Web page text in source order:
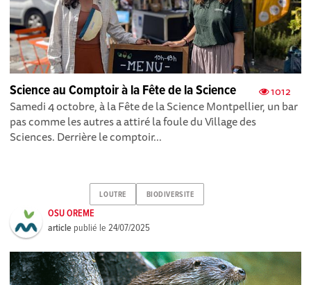
1012
Science au Comptoir à la Fête de la Science
Samedi 4 octobre, à la Fête de la Science Montpellier, un bar
pas comme les autres a attiré la foule du Village des
Sciences. Derrière le comptoir...
LOUTRE BIODIVERSITE
OSU OREME
article publié le24/07/2025